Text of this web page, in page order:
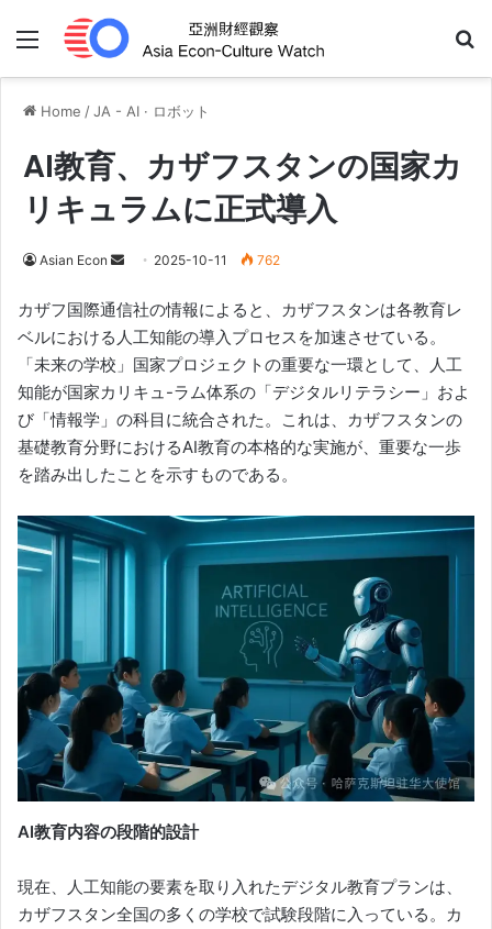
Menu
Home /JA - AI · ロボット
AI教育、カザフスタンの国家カ
リキュラムに正式導入
Asian Econ
Send
email
2025-10-11 762
カザフ国際通信社の情報によると、カザフスタンは各教育レ
ベルにおける人工知能の導入プロセスを加速させている。
「未来の学校」国家プロジェクトの重要な一環として、人工
知能が国家カリキュ-ラム体系の「デジタルリテラシー」およ
び「情報学」の科目に統合された。これは、カザフスタンの
基礎教育分野におけるAI教育の本格的な実施が、重要な一歩
を踏み出したことを示すものである。
AI教育内容の段階的設計
現在、人工知能の要素を取り入れたデジタル教育プランは、
カザフスタン全国の多くの学校で試験段階に入っている。カ